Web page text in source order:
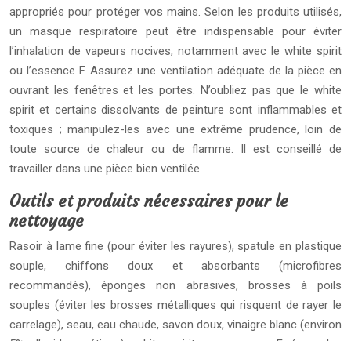
appropriés pour protéger vos mains. Selon les produits utilisés,
un masque respiratoire peut être indispensable pour éviter
l’inhalation de vapeurs nocives, notamment avec le white spirit
ou l’essence F. Assurez une ventilation adéquate de la pièce en
ouvrant les fenêtres et les portes. N’oubliez pas que le white
spirit et certains dissolvants de peinture sont inflammables et
toxiques ; manipulez-les avec une extrême prudence, loin de
toute source de chaleur ou de flamme. Il est conseillé de
travailler dans une pièce bien ventilée.
Outils et produits nécessaires pour le
nettoyage
Rasoir à lame fine (pour éviter les rayures), spatule en plastique
souple, chiffons doux et absorbants (microfibres
recommandés), éponges non abrasives, brosses à poils
souples (éviter les brosses métalliques qui risquent de rayer le
carrelage), seau, eau chaude, savon doux, vinaigre blanc (environ